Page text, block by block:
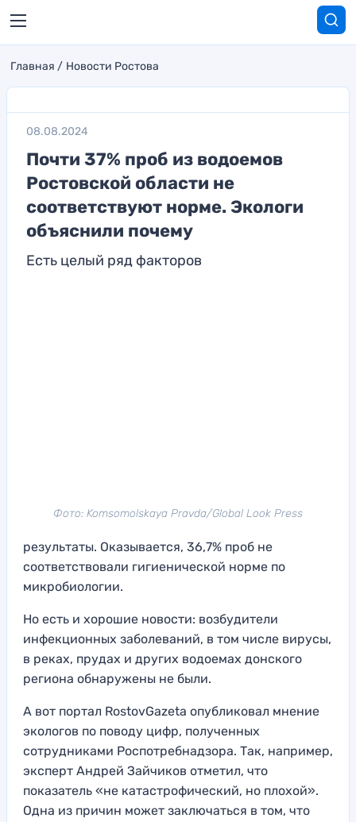
Главная Новости Ростова
08.08.2024
Почти 37% проб из водоемов
Ростовской области не
соответствуют норме. Экологи
объяснили почему
Есть целый ряд факторов
Фото: Komsomolskaya Pravda/Global Look Press
результаты. Оказывается, 36,7% проб не
соответствовали гигиенической норме по
микробиологии.
Но есть и хорошие новости: возбудители
инфекционных заболеваний, в том числе вирусы,
в реках, прудах и других водоемах донского
региона обнаружены не были.
А вот портал RostovGazeta опубликовал мнение
экологов по поводу цифр, полученных
сотрудниками Роспотребнадзора. Так, например,
эксперт Андрей Зайчиков отметил, что
показатель «не катастрофический, но плохой».
Одна из причин может заключаться в том, что